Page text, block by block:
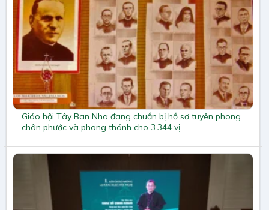
Giáo hội Tây Ban Nha đang chuẩn bị hồ sơ tuyên phong
chân phước và phong thánh cho 3.344 vị